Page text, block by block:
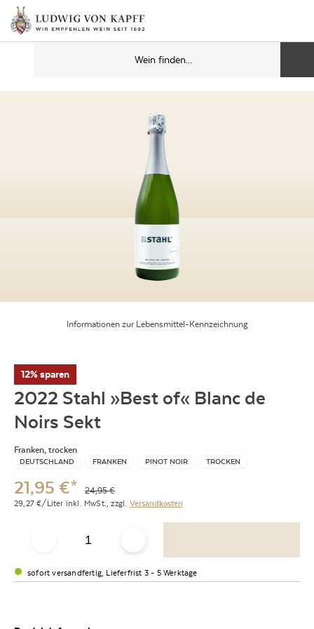
Informationen zur Lebensmittel-Kennzeichnung
12% sparen
2022 Stahl »Best of« Blanc de
Noirs Sekt
Franken, trocken
DEUTSCHLAND FRANKEN PINOT NOIR TROCKEN
21,95 €* 24,95€
29,27 €/Liter inkl. MwSt., zzgl. Versandkosten
sofort versandfertig, Lieferfrist 3 - 5 Werktage